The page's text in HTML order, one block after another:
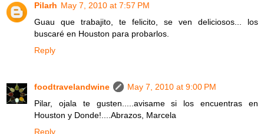
Pilarh May 7, 2010 at 7:57 PM
Guau que trabajito, te felicito, se ven deliciosos... los
buscaré en Houston para probarlos.
Reply
foodtravelandwine
May 7, 2010 at 9:00 PM
Pilar, ojala te gusten.....avisame si los encuentras en
Houston y Donde!....Abrazos, Marcela
Reply